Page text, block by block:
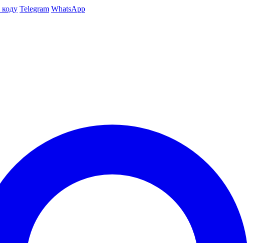
Telegram WhatsApp